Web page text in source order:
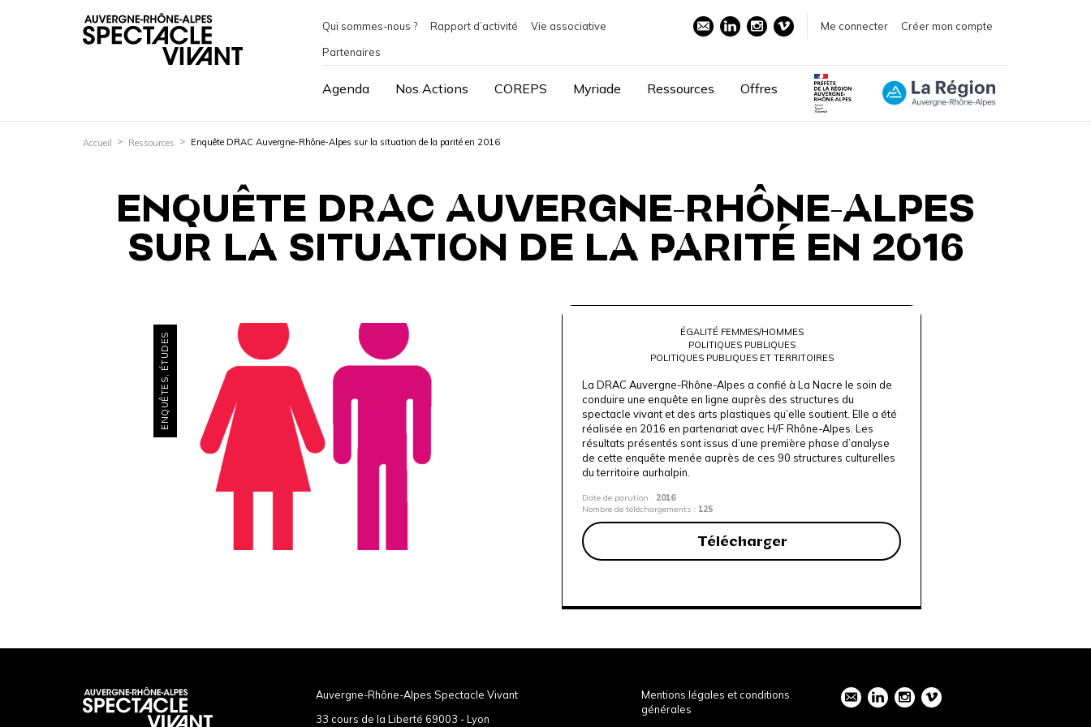
Qui sommes-nous ? Rapport d’activité
Vie associative
Partenaires
Me connecter Créer mon compte
Agenda Nos Actions COREPS Myriade Ressources Offres
Accueil Ressources Enquête DRAC Auvergne-Rhône-Alpes sur la situation de la parité en 2016
ENQUÊTE DRAC AUVERGNE-RHÔNE-ALPES
SUR LA SITUATION DE LA PARITÉ EN 2016
ENQUÊTES, ÉTUDES
ÉGALITÉ FEMMES/HOMMES
POLITIQUES PUBLIQUES
POLITIQUES PUBLIQUES ET TERRITOIRES
La DRAC Auvergne-Rhône-Alpes a confié à La Nacre le soin de
conduire une enquête en ligne auprès des structures du
spectacle vivant et des arts plastiques qu’elle soutient. Elle a été
réalisée en 2016 en partenariat avec H/F Rhône-Alpes. Les
résultats présentés sont issus d’une première phase d’analyse
de cette enquête menée auprès de ces 90 structures culturelles
du territoire aurhalpin.
Date de parution : 2016
Nombre de téléchargements : 125
Télécharger
Auvergne-Rhône-Alpes Spectacle Vivant
33 cours de la Liberté 69003 - Lyon
Mentions légales et conditions
générales